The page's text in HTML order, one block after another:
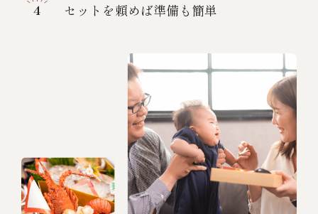
セットを頼めば準備も簡単